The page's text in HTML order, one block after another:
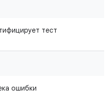
тест
ошибки